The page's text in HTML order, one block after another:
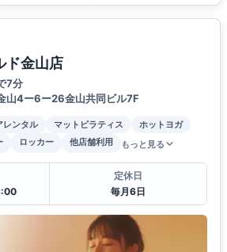
ド金山店
7分
山4ー6ー26金山共同ビル7F
レンタル マットピラティス
ホットヨガ
ロッカー 他店舗利用 もっと見る
定休日
毎月6日